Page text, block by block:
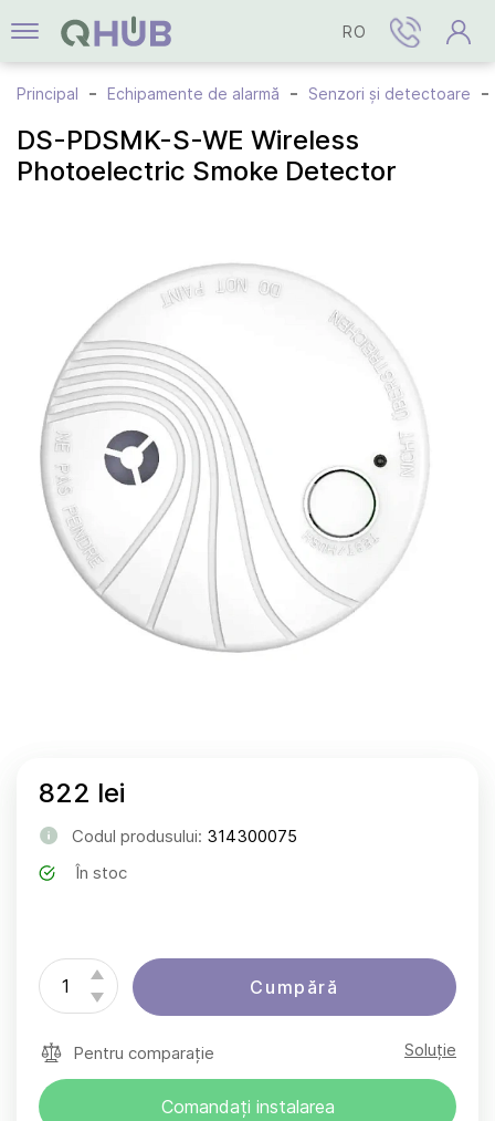
RO
Principal Echipamente de alarmă Senzori și detectoare
DS-PDSMK-S-WE Wireless
Photoelectric Smoke Detector
822 lei
Codul produsului: 314300075
În stoc
Cumpără
Pentru comparație Soluție
Comandați instalarea